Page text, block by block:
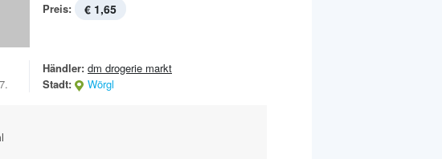
Preis: € 1,65
Händler: dm drogerie markt
Stadt:
Wörgl